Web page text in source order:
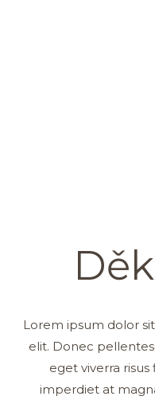
Lorem ipsum dolor
elit. Donec
eget viverra
imperdiet at